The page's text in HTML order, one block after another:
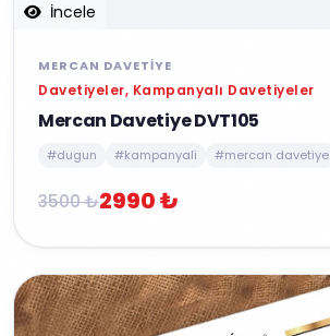
İncele
MERCAN DAVETIYE
Davetiyeler, Kampanyalı Davetiyeler
Mercan Davetiye DVT105
#dugun #kampanyali #mercan davetiye
3500 ₺2990 ₺